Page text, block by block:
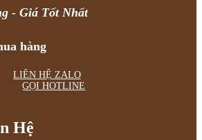
- Giá Tốt Nhất
hàng
LIÊN HỆ ZALO
GỌI HOTLINE
Hệ